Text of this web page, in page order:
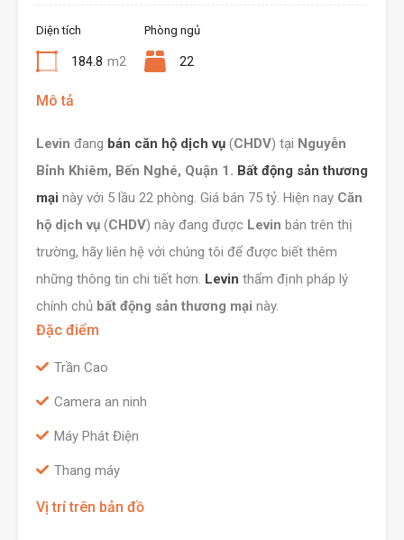
Diện tích
184.8 m2
Phòng ngủ
22
Mô tả
Levin đang bán căn hộ dịch vụ (CHDV) tại Nguyễn
Bỉnh Khiêm, Bến Nghé, Quận 1. Bất động sản thương
mại này với 5 lầu 22 phòng. Giá bán 75 tỷ. Hiện nay Căn
hộ dịch vụ (CHDV) này đang được Levin bán trên thị
trường, hãy liên hệ với chúng tôi để được biết thêm
những thông tin chi tiết hơn. Levin thẩm định pháp lý
chính chủ bất động sản thương mại này.
Đặc điểm
Trần Cao
Camera an ninh
Máy Phát Điện
Thang máy
Vị trí trên bản đồ